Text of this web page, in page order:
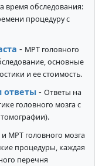
время обследования:
процедуру с
- МРТ головного
основные
и ее стоимость.
ответы - Ответы на
головного мозга с
и МРТ головного мозга
процедуры, каждая
перечня